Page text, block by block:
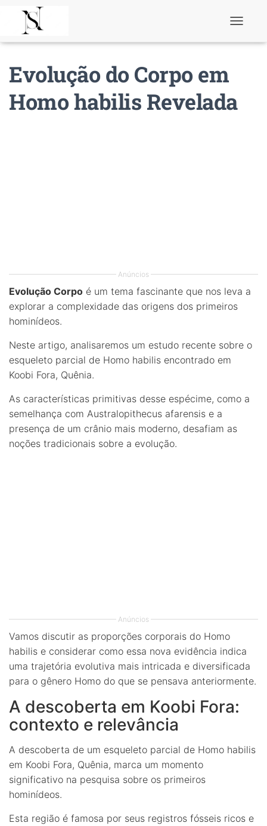
a
v
Evolução do Corpo em
Homo habilis Revelada
Anúncios
Evolução Corpo é um tema fascinante que nos leva a
explorar a complexidade das origens dos primeiros
hominídeos.
Neste artigo, analisaremos um estudo recente sobre o
esqueleto parcial de Homo habilis encontrado em
Koobi Fora, Quênia.
As características primitivas desse espécime, como a
semelhança com Australopithecus afarensis e a
presença de um crânio mais moderno, desafiam as
noções tradicionais sobre a evolução.
Anúncios
Vamos discutir as proporções corporais do Homo
habilis e considerar como essa nova evidência indica
uma trajetória evolutiva mais intricada e diversificada
para o gênero Homo do que se pensava anteriormente.
A descoberta em Koobi Fora:
contexto e relevância
A descoberta de um esqueleto parcial de Homo habilis
em Koobi Fora, Quênia, marca um momento
significativo na pesquisa sobre os primeiros
hominídeos.
Esta região é famosa por seus registros fósseis ricos e